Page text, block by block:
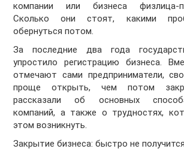
компании или бизнеса физлица-
Cколько они стоят, какими
обернуться потом.
За последние два года
упростило регистрацию бизнеса.
отмечают сами предприниматели,
проще открыть, чем потом
рассказали об основных
компаний, а также о трудностях,
этом возникнуть.
Закрытие бизнеса: быстро не получится